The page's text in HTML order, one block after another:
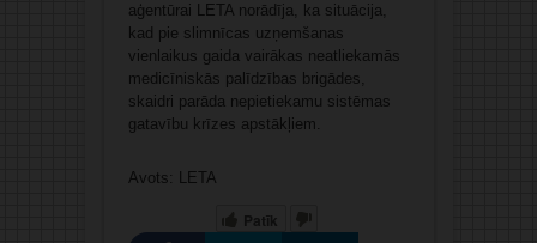
aģentūrai LETA norādīja, ka situācija,
kad pie slimnīcas uzņemšanas
vienlaikus gaida vairākas neatliekamās
medicīniskās palīdzības brigādes,
skaidri parāda nepietiekamu sistēmas
gatavību krīzes apstākļiem.
Avots: LETA
Patīk